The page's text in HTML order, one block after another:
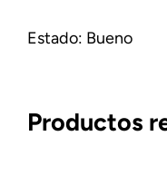
Estado: Bueno
Productos